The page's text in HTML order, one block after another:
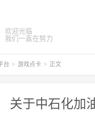
欢迎光临
我们一直在努力
台 > 游戏点卡 > 正文
关于中石化加